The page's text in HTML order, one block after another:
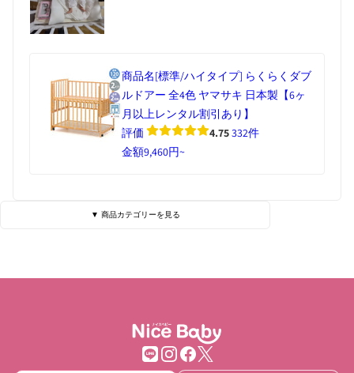
商品名[標準/ハイタイプ] らくらくダブ
ルドアー 全4色 ヤマサキ 日本製【6ヶ
月以上レンタル割引あり】
評価
4.75332件
金額9,460円~
▼ 商品カテゴリーを見る
抱っこひも
ベビーサークル